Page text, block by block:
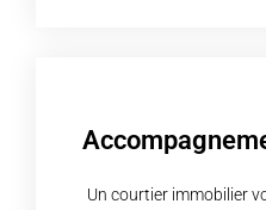
Un courtier immobilier